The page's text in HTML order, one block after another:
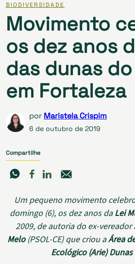
BIODIVERSIDADE
Movimento
os dez anos
das dunas
em Fortaleza
por Maristela Crispim
6 de outubro de 2019
Compartilhe
Um pequeno movimento
domingo (6), os dez anos daLei
2009, de autoria do ex-vereador
Melo(PSOL-CE) que criou aÁrea
Ecológico (Arie)